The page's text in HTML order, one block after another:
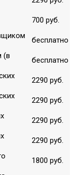
700 руб.
бесплатно
(в
бесплатно
2290 руб.
2290 руб.
2290 руб.
2290 руб.
1800 руб.